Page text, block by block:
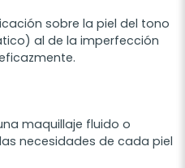
sobre la piel del tono
al de la imperfección
maquillaje fluido o
necesidades de cada piel